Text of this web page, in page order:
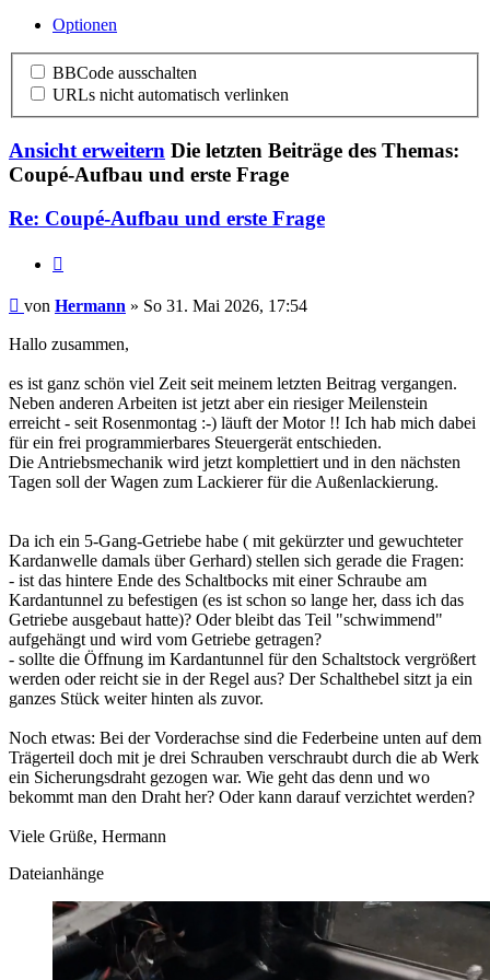
Optionen
BBCode ausschalten
URLs nicht automatisch verlinken
Ansicht erweitern Die letzten Beiträge des Themas:
Coupé-Aufbau und erste Frage
Re: Coupé-Aufbau und erste Frage
von Hermann » So 31. Mai 2026, 17:54
Hallo zusammen,
es ist ganz schön viel Zeit seit meinem letzten Beitrag vergangen.
Neben anderen Arbeiten ist jetzt aber ein riesiger Meilenstein
erreicht - seit Rosenmontag :-) läuft der Motor !! Ich hab mich dabei
für ein frei programmierbares Steuergerät entschieden.
Die Antriebsmechanik wird jetzt komplettiert und in den nächsten
Tagen soll der Wagen zum Lackierer für die Außenlackierung.
Da ich ein 5-Gang-Getriebe habe ( mit gekürzter und gewuchteter
Kardanwelle damals über Gerhard) stellen sich gerade die Fragen:
- ist das hintere Ende des Schaltbocks mit einer Schraube am
Kardantunnel zu befestigen (es ist schon so lange her, dass ich das
Getriebe ausgebaut hatte)? Oder bleibt das Teil "schwimmend"
aufgehängt und wird vom Getriebe getragen?
- sollte die Öffnung im Kardantunnel für den Schaltstock vergrößert
werden oder reicht sie in der Regel aus? Der Schalthebel sitzt ja ein
ganzes Stück weiter hinten als zuvor.
Noch etwas: Bei der Vorderachse sind die Federbeine unten auf dem
Trägerteil doch mit je drei Schrauben verschraubt durch die ab Werk
ein Sicherungsdraht gezogen war. Wie geht das denn und wo
bekommt man den Draht her? Oder kann darauf verzichtet werden?
Viele Grüße, Hermann
Dateianhänge